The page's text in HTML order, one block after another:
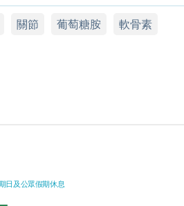
關節 葡萄糖胺
軟骨素
日及公眾假期休息